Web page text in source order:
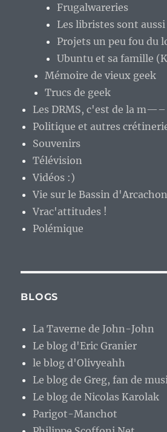
Frugalwareries
Les libristes sont
Projets un peu fou du
Ubuntu et sa famille
Mémoire de vieux geek
Trucs de geek
Les DRMS, c'est de la m—–
Politique et autres
Souvenirs
Télévision
Vidéos :)
Vie sur le Bassin d'Arcachon
Vrac'attitudes !
Polémique
BLOGS
La Taverne de John-John
Le blog d'Eric Granier
le blog d'Olivyeahh
Le blog de Greg, fan de
Le blog de Nicolas Karolak
Parigot-Manchot